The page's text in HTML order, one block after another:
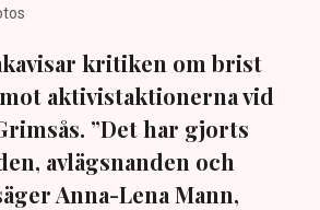
kritiken om brist
aktivistaktionerna vid
”Det har gjorts
avlägsnanden och
Anna-Lena Mann,